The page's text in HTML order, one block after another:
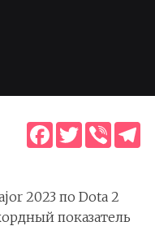
Facebook
TwitterViber
2023 по Dota 2
показатель